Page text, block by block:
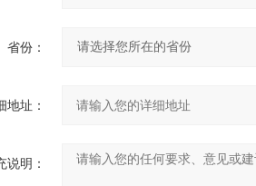
省份：
地址：
说明：